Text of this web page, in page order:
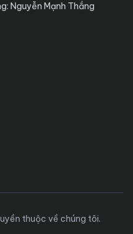
Nguyễn Mạnh Thắng
thuộc về chúng tôi.